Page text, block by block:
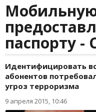
паспорту -
Идентифицировать
абонентов
угроз терроризма
9 апреля 2015, 10:46